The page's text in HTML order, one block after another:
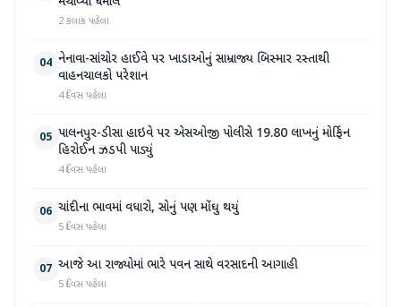
2 કલાક પહેલા
04 નેનાવા-સાંચોર હાઈવે પર ખાડાઓનું સામ્રાજ્ય બિસ્માર રસ્તાથી
વાહનચાલકો પરેશાન
4 દિવસ પહેલા
05 પાલનપુર-ડીસા હાઇવે પર એસઓજી પોલીસે 19.80 લાખનું મોર્ફિન
હિરોઈન ઝડપી પાડ્યું
4 દિવસ પહેલા
06 ચાંદીના ભાવમાં વધારો, સોનું પણ મોંઘુ થયું
5 દિવસ પહેલા
07 આજે આ રાજ્યોમાં ભારે પવન સાથે વરસાદની આગાહી
5 દિવસ પહેલા